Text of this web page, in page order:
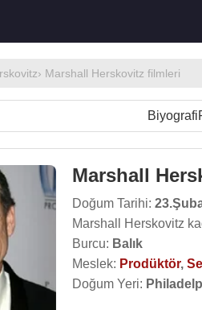
› Marshall Herskovitz filmleri
Biyografi
Marshall
Doğum Tarihi:
Marshall Herskovitz
Burcu: Balık
Meslek: Prodüktör,
Doğum Yeri: